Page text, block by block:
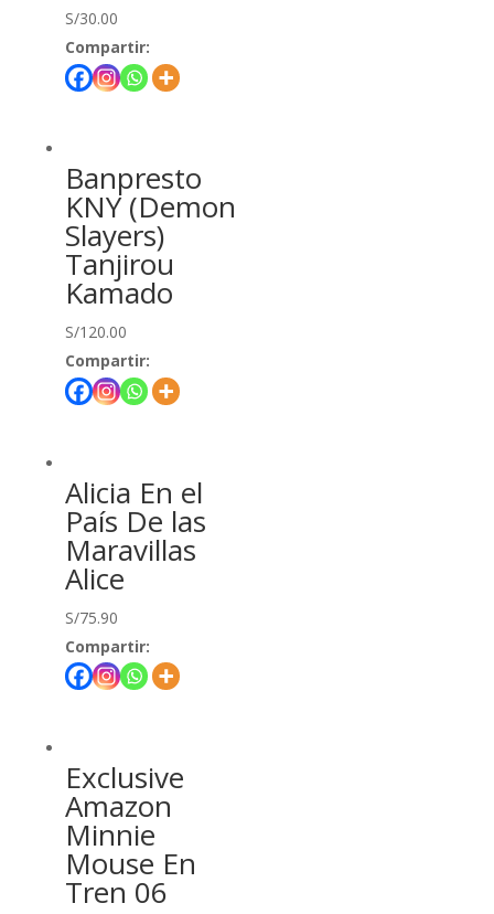
S/30.00
Compartir:
Banpresto
KNY (Demon
Slayers)
Tanjirou
Kamado
S/120.00
Compartir:
Alicia En el
País De las
Maravillas
Alice
S/75.90
Compartir:
Exclusive
Amazon
Minnie
Mouse En
Tren 06